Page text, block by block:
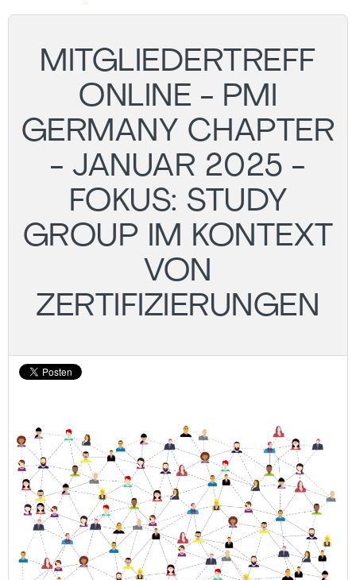
MITGLIEDERTREFF
ONLINE - PMI
GERMANY CHAPTER
- JANUAR 2025 -
FOKUS: STUDY
GROUP IM KONTEXT
VON
ZERTIFIZIERUNGEN